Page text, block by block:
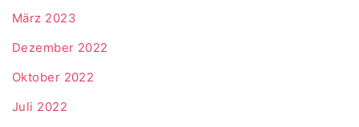
März 2023
Dezember 2022
Oktober 2022
Juli 2022